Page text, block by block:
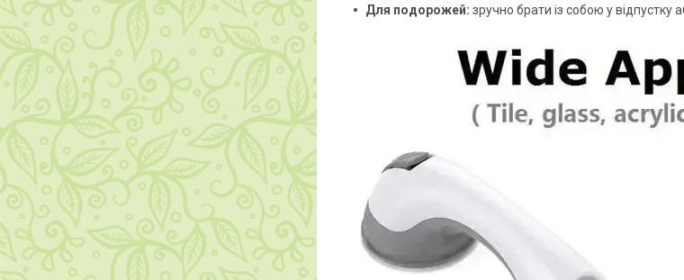
Для подорожей: зручно брати із собою у відпустку